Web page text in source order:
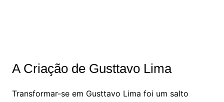
A Criação de Gusttavo Lima
Transformar-se em Gusttavo Lima foi um salto